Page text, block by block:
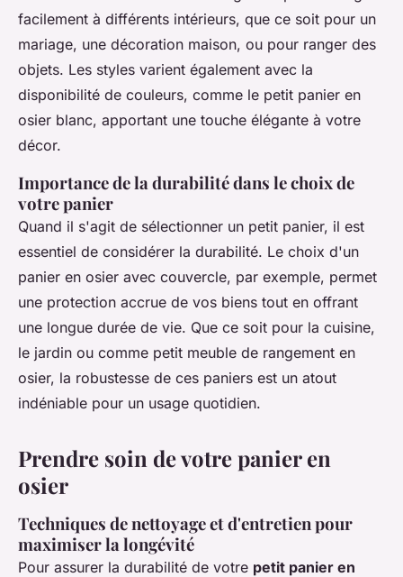
facilement à différents intérieurs, que ce soit pour un
mariage, une décoration maison, ou pour ranger des
objets. Les styles varient également avec la
disponibilité de couleurs, comme le petit panier en
osier blanc, apportant une touche élégante à votre
décor.
Importance de la durabilité dans le choix de
votre panier
Quand il s'agit de sélectionner un petit panier, il est
essentiel de considérer la durabilité. Le choix d'un
panier en osier avec couvercle, par exemple, permet
une protection accrue de vos biens tout en offrant
une longue durée de vie. Que ce soit pour la cuisine,
le jardin ou comme petit meuble de rangement en
osier, la robustesse de ces paniers est un atout
indéniable pour un usage quotidien.
Prendre soin de votre panier en
osier
Techniques de nettoyage et d'entretien pour
maximiser la longévité
Pour assurer la durabilité de votre petit panier en